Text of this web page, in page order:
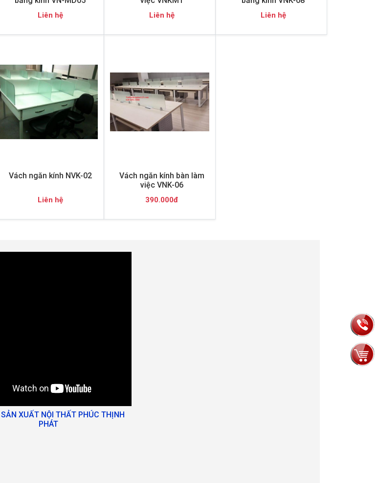
Liên hệ Liên hệ Liên hệ
Vách ngăn kính NVK-02
Liên hệ
Vách ngăn kính bàn làm
việc VNK-06
390.000đ
XUẤT NỘI THẤT PHÚC THỊNH
PHÁT